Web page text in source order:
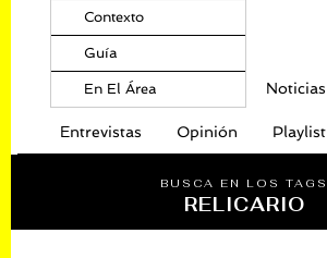
Contexto
Guía
En El Área Noticias
Entrevistas Opinión Playlist
BUSCA EN LOS TAGS
RELICARIO